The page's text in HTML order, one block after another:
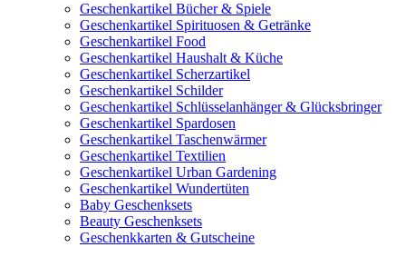
Geschenkartikel Bücher & Spiele
Geschenkartikel Spirituosen & Getränke
Geschenkartikel Food
Geschenkartikel Haushalt & Küche
Geschenkartikel Scherzartikel
Geschenkartikel Schilder
Geschenkartikel Schlüsselanhänger & Glücksbringer
Geschenkartikel Spardosen
Geschenkartikel Taschenwärmer
Geschenkartikel Textilien
Geschenkartikel Urban Gardening
Geschenkartikel Wundertüten
Baby Geschenksets
Beauty Geschenksets
Geschenkkarten & Gutscheine